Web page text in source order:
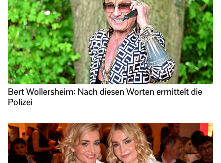
Bert Wollersheim: Nach diesen Worten ermittelt die
Polizei